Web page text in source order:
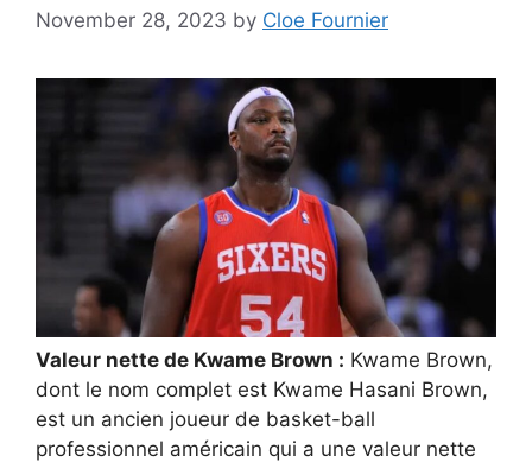
November 28, 2023 by Cloe Fournier
Valeur nette de Kwame Brown : Kwame Brown,
dont le nom complet est Kwame Hasani Brown,
est un ancien joueur de basket-ball
professionnel américain qui a une valeur nette